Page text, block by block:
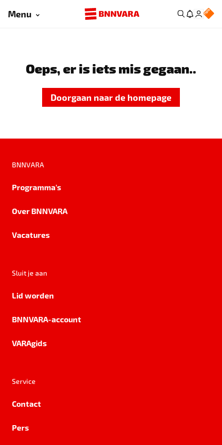
Menu
Oeps, er is iets mis gegaan..
Doorgaan naar de homepage
BNNVARA
Programma's
Over BNNVARA
Vacatures
Sluit je aan
Lid worden
BNNVARA-account
VARAgids
Service
Contact
Pers